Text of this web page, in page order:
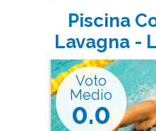
Piscina
Lavagna -
Voto
Medio
0.0